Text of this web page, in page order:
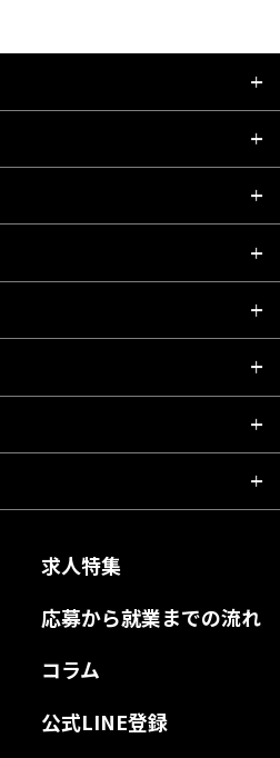
求人特集
応募から就業までの流れ
コラム
公式LINE登録